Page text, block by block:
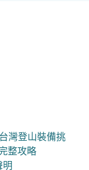
灣登山裝備挑
整攻略
明